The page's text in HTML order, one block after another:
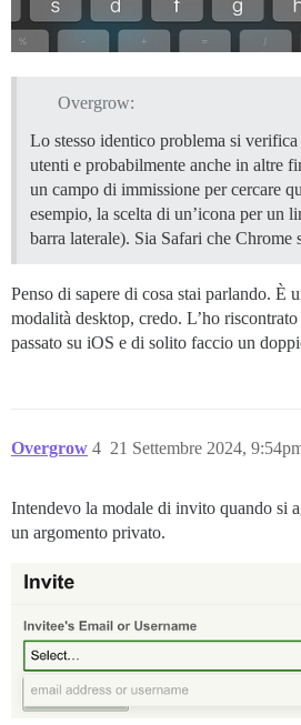
Overgrow:
Lo stesso identico problema si
utenti e probabilmente anche in altre
un campo di immissione per cercare
esempio, la scelta di un’icona per un
barra laterale). Sia Safari che Chrome
Penso di sapere di cosa stai parlando. È
modalità desktop, credo. L’ho
passato su iOS e di solito faccio un
Overgrow 21 Settembre 2024,
4
Intendevo la modale di invito quando si
un argomento privato.